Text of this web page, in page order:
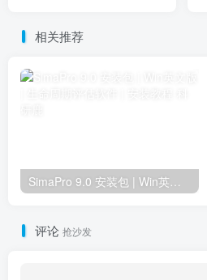
相关推荐
SimaPro 9.0 安装包 | Win英文版 | 生命周期评估软件 | 安装教程
评论 抢沙发